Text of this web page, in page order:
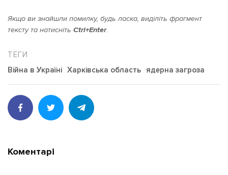
Якщо ви знайшли помилку, будь ласка, виділіть фрагмент
тексту та натисніть Ctrl+Enter.
Війна в Україні Харківська область ядерна загроза
Коментарі